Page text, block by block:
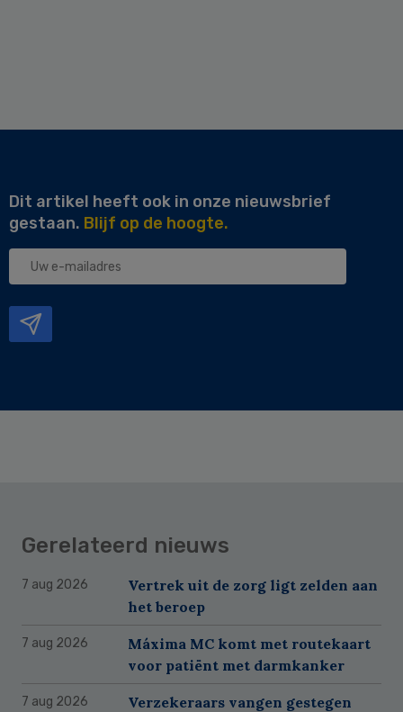
Dit artikel heeft ook in onze nieuwsbrief
gestaan. Blijf op de hoogte.
Uw
Gerelateerd nieuws
7 aug 2026
Vertrek uit de zorg ligt zelden aan
het beroep
7 aug 2026
Máxima MC komt met routekaart
voor patiënt met darmkanker
7 aug 2026
Verzekeraars vangen gestegen